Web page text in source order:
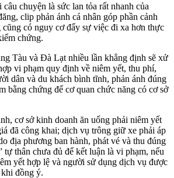
chuyện là sức lan tỏa rất nhanh của
clip phản ánh cá nhân góp phần cảnh
có nguy cơ đẩy sự việc đi xa hơn thực
chứng.
Tàu và Đà Lạt nhiều lần khẳng định sẽ xử
vi phạm quy định về niêm yết, thu phí,
dân và du khách bình tĩnh, phản ánh đúng
bằng chứng để cơ quan chức năng có cơ sở
cơ sở kinh doanh ăn uống phải niêm yết
đã công khai; dịch vụ trông giữ xe phải áp
địa phương ban hành, phát vé và thu đúng
tự thân chưa đủ để kết luận là vi phạm, nếu
yết hợp lệ và người sử dụng dịch vụ được
đồng ý.